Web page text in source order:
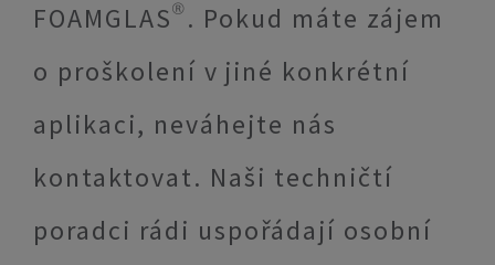
FOAMGLAS®. Pokud máte zájem
o proškolení v jiné konkrétní
aplikaci, neváhejte nás
kontaktovat. Naši techničtí
poradci rádi uspořádají osobní